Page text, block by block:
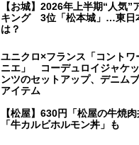
【お城】2026年上半期“人気”
キング 3位「松本城」…東日
は？
ユニクロ×フランス「コントワ
ニエ」 コーデュロイジャケ
ンツのセットアップ、デニム
アイテム
【松屋】630円「松屋の牛焼
「牛カルビホルモン丼」も